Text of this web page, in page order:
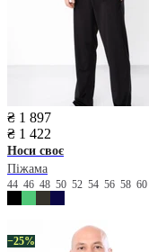
₴ 1 897
₴ 1 422
Носи своє
Піжама
44 46 48 50 52 54 56 58 60
−25%